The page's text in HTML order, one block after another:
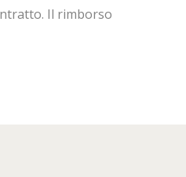
Il rimborso